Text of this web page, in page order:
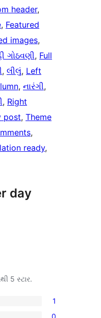
header
, Featured
images
ગોઠવણી, Full
, લીલું, Left
, નારંગી
, Right
post, Theme
ready
day
5 સ્ટાર.
1
0